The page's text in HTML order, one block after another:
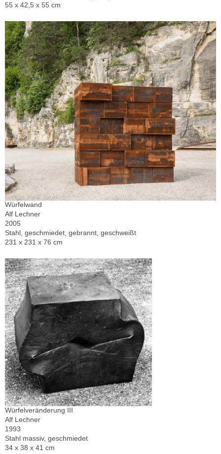
55 x 42,5 x 55 cm
Würfelwand
Alf Lechner
2005
Stahl, geschmiedet, gebrannt, geschweißt
231 x 231 x 76 cm
Würfelveränderung III
Alf Lechner
1993
Stahl massiv, geschmiedet
34 x 38 x 41 cm